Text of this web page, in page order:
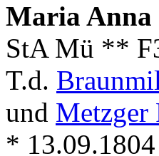
Maria Anna
StA Mü **
T.d.
und Metzger
*